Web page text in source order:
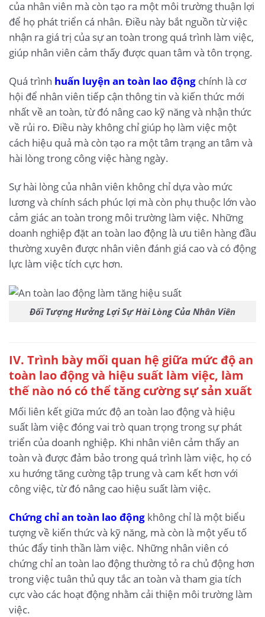
của nhân viên mà còn tạo ra một môi trường thuận lợi
để họ phát triển cá nhân. Điều này bắt nguồn từ việc
nhận ra giá trị của sự an toàn trong quá trình làm việc,
giúp nhân viên cảm thấy được quan tâm và tôn trọng.
Quá trình huấn luyện an toàn lao động chính là cơ
hội để nhân viên tiếp cận thông tin và kiến thức mới
nhất về an toàn, từ đó nâng cao kỹ năng và nhận thức
về rủi ro. Điều này không chỉ giúp họ làm việc một
cách hiệu quả mà còn tạo ra một tâm trạng an tâm và
hài lòng trong công việc hàng ngày.
Sự hài lòng của nhân viên không chỉ dựa vào mức
lương và chính sách phúc lợi mà còn phụ thuộc lớn vào
cảm giác an toàn trong môi trường làm việc. Những
doanh nghiệp đặt an toàn lao động là ưu tiên hàng đầu
thường xuyên được nhân viên đánh giá cao và có động
lực làm việc tích cực hơn.
Đối Tượng Hưởng Lợi Sự Hài Lòng Của Nhân Viên
IV. Trình bày mối quan hệ giữa mức độ an
toàn lao động và hiệu suất làm việc, làm
thế nào nó có thể tăng cường sự sản xuất
Mối liên kết giữa mức độ an toàn lao động và hiệu
suất làm việc đóng vai trò quan trọng trong sự phát
triển của doanh nghiệp. Khi nhân viên cảm thấy an
toàn và được đảm bảo trong quá trình làm việc, họ có
xu hướng tăng cường tập trung và cam kết hơn với
công việc, từ đó nâng cao hiệu suất làm việc.
Chứng chỉ an toàn lao động không chỉ là một biểu
tượng về kiến thức và kỹ năng, mà còn là một yếu tố
thúc đẩy tinh thần làm việc. Những nhân viên có
chứng chỉ an toàn lao động thường tỏ ra chủ động hơn
trong việc tuân thủ quy tắc an toàn và tham gia tích
cực vào các hoạt động nhằm cải thiện môi trường làm
việc.